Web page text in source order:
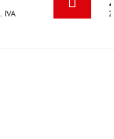
IVA